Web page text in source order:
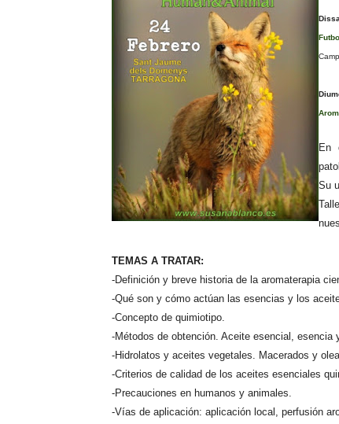
En
Su
TEMAS A TRATAR:
-Definición y breve historia de la aromaterapia
-Qué son y cómo actúan las esencias y los
-Concepto de quimiotipo.
-Métodos de obtención. Aceite esencial, esencia
-Hidrolatos y aceites vegetales. Macerados y
-Criterios de calidad de los aceites esenciales
-Precauciones en humanos y animales.
-Vías de aplicación: aplicación local, perfusión